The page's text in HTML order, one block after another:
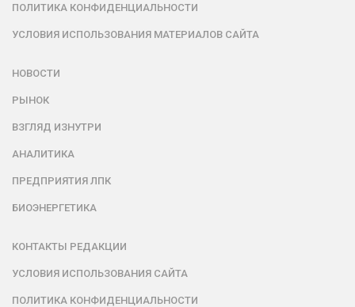
ПОЛИТИКА КОНФИДЕНЦИАЛЬНОСТИ
УСЛОВИЯ ИСПОЛЬЗОВАНИЯ МАТЕРИАЛОВ САЙТА
НОВОСТИ
РЫНОК
ВЗГЛЯД ИЗНУТРИ
АНАЛИТИКА
ПРЕДПРИЯТИЯ ЛПК
БИОЭНЕРГЕТИКА
КОНТАКТЫ РЕДАКЦИИ
УСЛОВИЯ ИСПОЛЬЗОВАНИЯ САЙТА
ПОЛИТИКА КОНФИДЕНЦИАЛЬНОСТИ